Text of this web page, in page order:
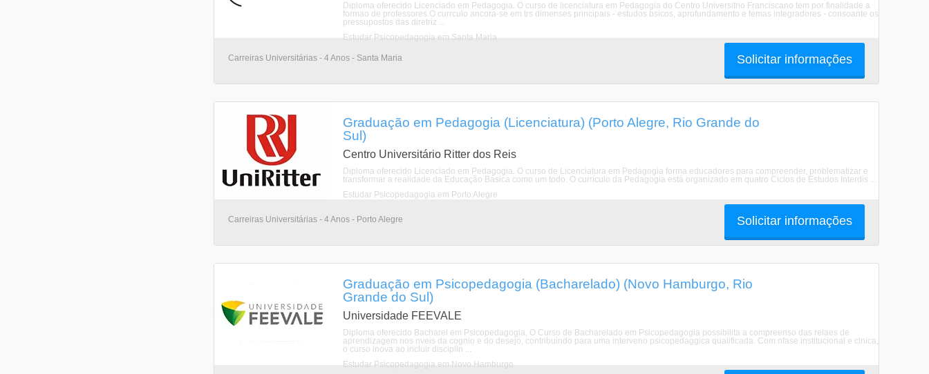
Diploma oferecido Licenciado em Pedagogia. O curso de licenciatura em Pedagogia do Centro Universitrio Franciscano tem por finalidade a
formao de professores.O currculo ancora-se em trs dimenses principais - estudos bsicos, aprofundamento e temas integradores - consoante os
pressupostos das diretriz ...
Estudar Psicopedagogia em Santa Maria
Carreiras Universitárias - 4 Anos - Santa Maria Solicitar informações
Graduação em Pedagogia (Licenciatura) (Porto Alegre, Rio Grande do
Sul)
Centro Universitário Ritter dos Reis
Diploma oferecido Licenciado em Pedagogia. O curso de Licenciatura em Pedagogia forma educadores para compreender, problematizar e
transformar a realidade da Educação Básica como um todo. O currículo da Pedagogia está organizado em quatro Ciclos de Estudos Interdis ...
Estudar Psicopedagogia em Porto Alegre
Carreiras Universitárias - 4 Anos - Porto Alegre Solicitar informações
Graduação em Psicopedagogia (Bacharelado) (Novo Hamburgo, Rio
Grande do Sul)
Universidade FEEVALE
Diploma oferecido Bacharel em Psicopedagogia. O Curso de Bacharelado em Psicopedagogia possibilita a compreenso das relaes de
aprendizagem nos nveis da cognio e do desejo, contribuindo para uma interveno psicopedaggica qualificada. Com nfase institucional e clnica,
o curso inova ao incluir disciplin ...
Estudar Psicopedagogia em Novo Hamburgo